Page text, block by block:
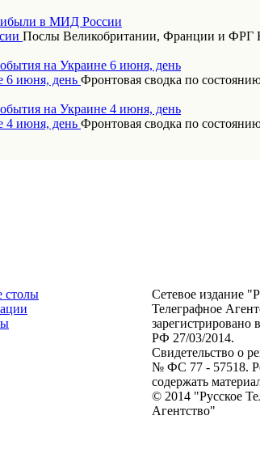
в МИД России
Послы Великобритании, Франции и ФРГ
на Украине 6 июня, день
Фронтовая сводка по
на Украине 4 июня, день
Фронтовая сводка по
столы
Сетевое издание
Телеграфное
зарегистрировано
РФ 27/03/2014.
Свидетельство о
№ ФС 77 - 57518.
содержать
© 2014 "Русское
Агентство"